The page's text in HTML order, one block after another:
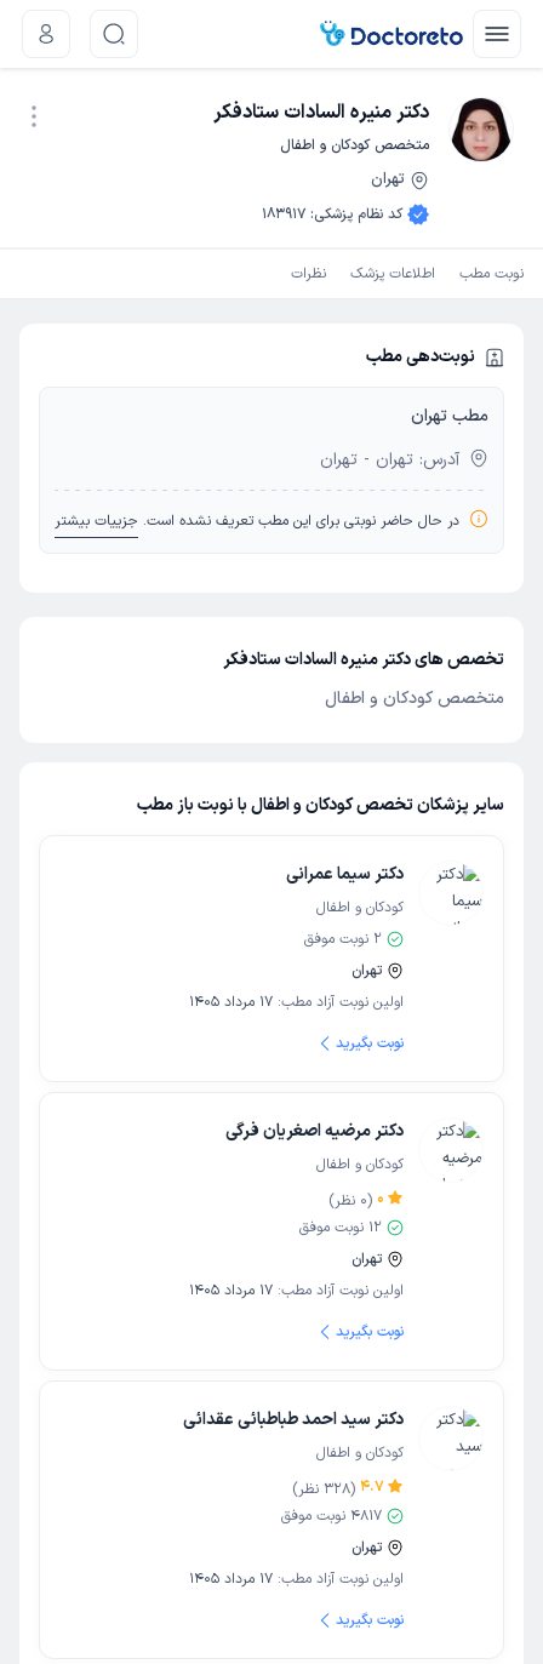
دکتر منیره السادات ستادفکر
متخصص کودکان و اطفال
تهران
کد نظام پزشکی:
183917
نوبت مطب اطلاعات پزشک نظرات
نوبت‌دهی مطب
مطب تهران
آدرس: تهران - تهران
در حال حاضر نوبتی برای این مطب تعریف نشده است. جزییات بیشتر
تخصص های دکتر منیره السادات ستادفکر
متخصص کودکان و اطفال
سایر پزشکان تخصص کودکان و اطفال با نوبت باز مطب
دکتر سیما عمرانی
کودکان و اطفال
2 نوبت موفق
تهران
اولین نوبت آزاد مطب: 17 مرداد 1405
نوبت بگیرید
دکتر مرضیه اصغریان فرگی
کودکان و اطفال
0
(
0 نظر)
12 نوبت موفق
تهران
اولین نوبت آزاد مطب: 17 مرداد 1405
نوبت بگیرید
دکتر سید احمد طباطبائی عقدائی
کودکان و اطفال
4.7
(
328 نظر)
4817 نوبت موفق
تهران
اولین نوبت آزاد مطب: 17 مرداد 1405
نوبت بگیرید